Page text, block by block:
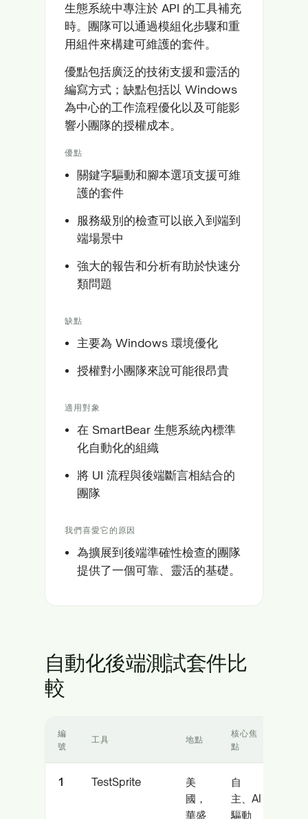
生態系統中專注於 API 的工具補充
時。團隊可以通過模組化步驟和重
用組件來構建可維護的套件。
優點包括廣泛的技術支援和靈活的
編寫方式；缺點包括以 Windows
為中心的工作流程優化以及可能影
響小團隊的授權成本。
優點
關鍵字驅動和腳本選項支援可維
護的套件
服務級別的檢查可以嵌入到端到
端場景中
強大的報告和分析有助於快速分
類問題
缺點
主要為 Windows 環境優化
授權對小團隊來說可能很昂貴
適用對象
在 SmartBear 生態系統內標準
化自動化的組織
將 UI 流程與後端斷言相結合的
團隊
我們喜愛它的原因
為擴展到後端準確性檢查的團隊
提供了一個可靠、靈活的基礎。
自動化後端測試套件比
較
編
號
工具 地點
核心焦
點
1 TestSprite
美
國，
華盛
自
主、AI
驅動